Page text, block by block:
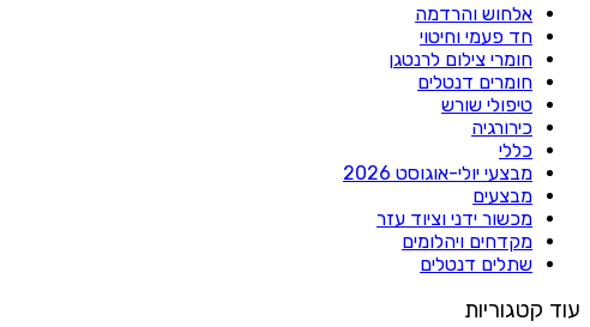
אלחוש והרדמה
חד פעמי וחיטוי
חומרי צילום לרנטגן
חומרים דנטלים
טיפולי שורש
כירורגיה
כללי
מבצעי יולי-אוגוסט 2026
מבצעים
מכשור ידני וציוד עזר
מקדחים ויהלומים
שתלים דנטלים
עוד קטגוריות